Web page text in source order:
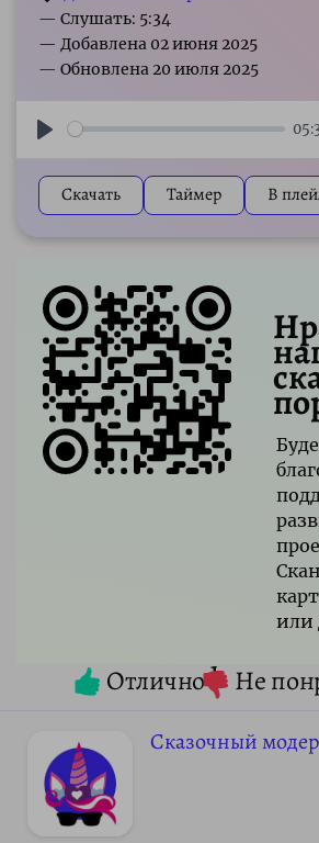
— Слушать: 5:34
Скачать Таймер В
или
Отлично1 Не
Сказочный